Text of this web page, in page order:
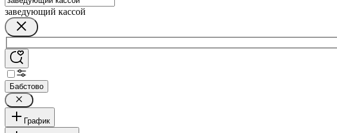
заведующий кассой
Бабстово
График